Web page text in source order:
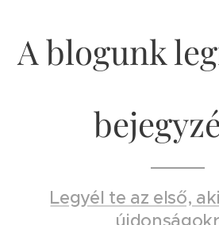
A blogunk
Legyél te az első,